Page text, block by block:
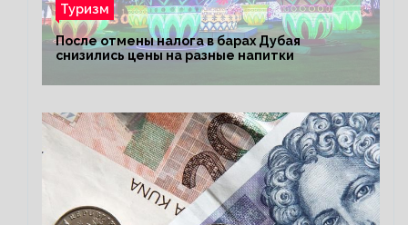
Туризм
После отмены налога в барах Дубая
снизились цены на разные напитки